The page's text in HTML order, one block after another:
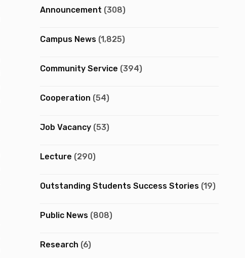
Announcement (308)
Campus News(1,825)
Community Service (394)
Cooperation (54)
Job Vacancy(53)
Lecture (290)
Outstanding Students Success Stories(19)
Public News(808)
Research (6)